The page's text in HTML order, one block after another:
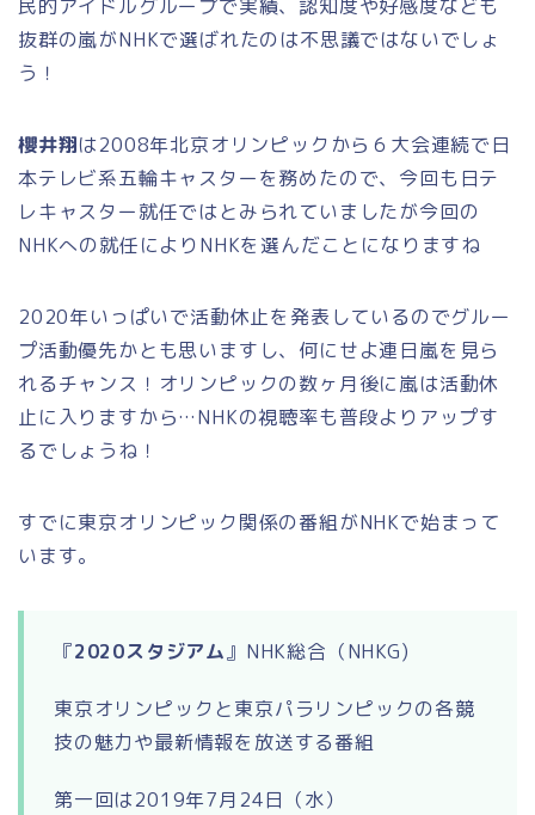
民的アイドルグループで実績、認知度や好感度なども
抜群の嵐がNHKで選ばれたのは不思議ではないでしょ
う！
櫻井翔は2008年北京オリンピックから６大会連続で日
本テレビ系五輪キャスターを務めたので、今回も日テ
レキャスター就任ではとみられていましたが今回の
NHKへの就任によりNHKを選んだことになりますね
2020年いっぱいで活動休止を発表しているのでグルー
プ活動優先かとも思いますし、何にせよ連日嵐を見ら
れるチャンス！オリンピックの数ヶ月後に嵐は活動休
止に入りますから…NHKの視聴率も普段よりアップす
るでしょうね！
すでに東京オリンピック関係の番組がNHKで始まって
います。
『2020スタジアム』NHK総合（NHKG)
東京オリンピックと東京パラリンピックの各競
技の魅力や最新情報を放送する番組
第一回は2019年7月24日（水）